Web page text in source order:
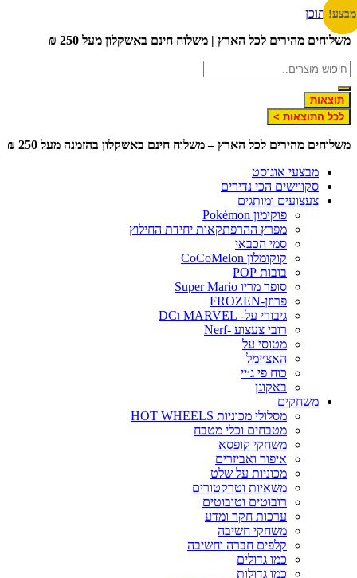
לתוכן
מהירים לכל הארץ | משלוח חינם באשקלון מעל 250 ₪
תוצאות
לכל התוצאות >
מהירים לכל הארץ – משלוח חינם באשקלון בהזמנה מעל 250 ₪
מבצעי אוגוסט
סקווישים הכי נדירים
צעצועים ומותגים
פוקימון Pokémon
מפרץ ההרפתקאות יחידת החילוץ
סמי הכבאי
קוקומלון CoCoMelon
בובות POP
סופר מריו Super Mario
פרוזן-FROZEN
גיבורי על- MARVEL וDC
רובי צעצוע -Nerf
מטוסי על
האצ׳ימל
כוח פי ג׳יי
באקוגן
משחקים
מסלולי מכוניות HOT WHEELS
מטבחים וכלי מטבח
משחקי קופסא
איפור ואביזרים
מכוניות על שלט
משאיות וטרקטורים
רובוטים וטובוטים
ערכות חקר ומדע
משחקי חשיבה
קלפים חברה וחשיבה
כמו גדולים
כמו גדולות